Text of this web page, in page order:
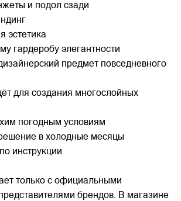
и подол сзади
эстетика
гардеробу элегантности
предмет повседневного
для создания многослойных
погодным условиям
в холодные месяцы
инструкции
только с официальными
брендов. В магазине